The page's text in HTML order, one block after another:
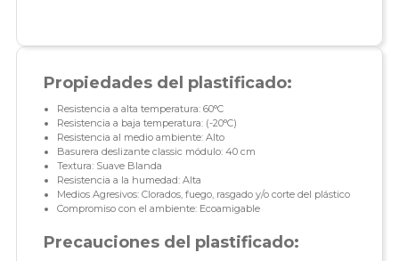
Propiedades del plastificado:
Resistencia a alta temperatura: 60°C
Resistencia a baja temperatura: (-20°C)
Resistencia al medio ambiente: Alto
Basurera deslizante classic módulo: 40 cm
Textura: Suave Blanda
Resistencia a la humedad: Alta
Medios Agresivos: Clorados, fuego, rasgado y/o corte del plástico
Compromiso con el ambiente: Ecoamigable
Precauciones del plastificado: